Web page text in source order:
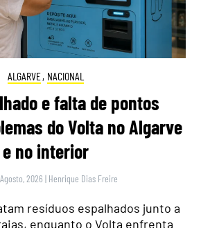
ALGARVE, NACIONAL
e falta de pontos
do Volta no Algarve
e no interior
2026 | Henrique Dias Freire
resíduos espalhados junto a
enquanto o Volta enfrenta